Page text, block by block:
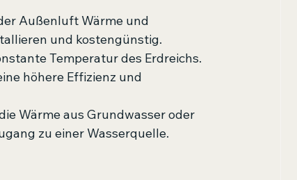
Außenluft Wärme und
und kostengünstig.
Temperatur des Erdreichs.
höhere Effizienz und
Wärme aus Grundwasser oder
zu einer Wasserquelle.